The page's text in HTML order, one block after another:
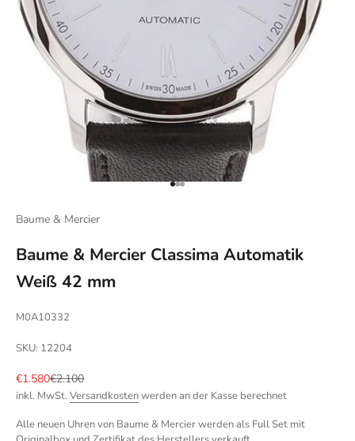
Gehe zu Element 1
Gehe zu Element 2
Gehe zu Element 3
Baume & Mercier
Baume & Mercier Classima Automatik
Weiß 42 mm
M0A10332
SKU: 12204
Angebot
€1.580Regulärer Preis
€2.100
inkl. MwSt. Versandkostenwerden an der Kasse berechnet
Alle neuen Uhren von Baume & Mercier werden als Full Set mit